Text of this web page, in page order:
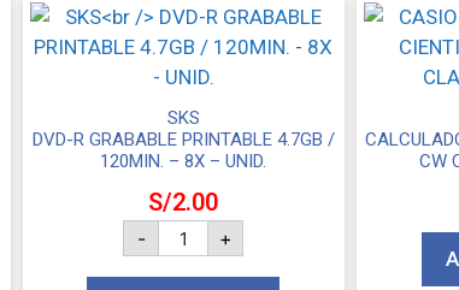
SKS
DVD-R GRABABLE PRINTABLE 4.7GB /
120MIN. – 8X – UNID.
S/2.00
- +
CW